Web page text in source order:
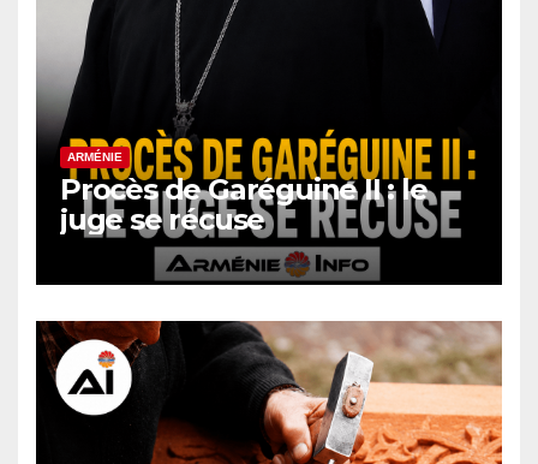
ARMÉNIE
Procès de Garéguine II : le
juge se récuse